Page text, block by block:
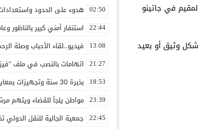
بالانتقال إلى كندا في عام 2018. ولم يكن المقيم في جاتينو
شخص مرتبط بشكل وثيق أو بعيد
02:50 هدوء على الحدود واستعدادات أمنية
22:44 استنفار أمني كبير بالناظور
13:08 فيديو..لقاء الأحباب وصلة
21:27 اتهامات بالنصب في ملف
18:53 بخبرة 30 سنة وتجهيزات بمعايير عالمية ..الدكتور نورالدين صبار يفتتح عيادته المتخصصة في جراحة العظام بالناظور
23:39 مواطن يلجأ للقضاء ويتهم مرشحًا
22:45 جمعية الجالية للنقل